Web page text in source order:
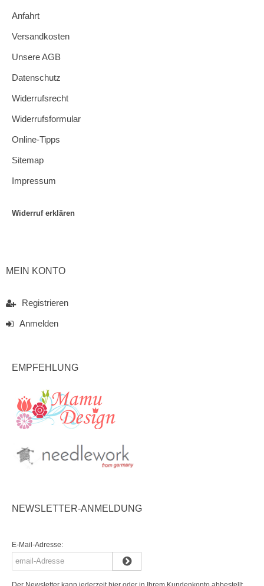
Anfahrt
Versandkosten
Unsere AGB
Datenschutz
Widerrufsrecht
Widerrufsformular
Online-Tipps
Sitemap
Impressum
Widerruf erklären
MEIN KONTO
Registrieren
Anmelden
EMPFEHLUNG
NEWSLETTER-ANMELDUNG
E-Mail-Adresse: